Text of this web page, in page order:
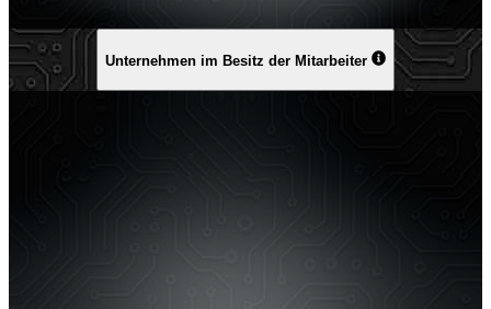
Unternehmen im Besitz der Mitarbeiter